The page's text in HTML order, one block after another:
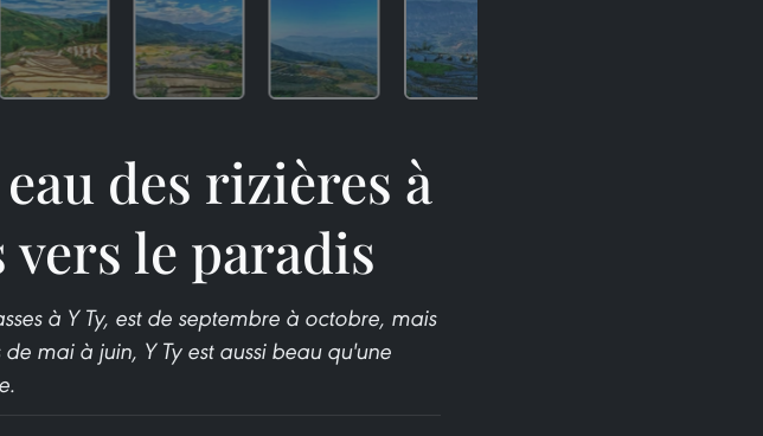
des rizières à
vers le paradis
à Y Ty, est de septembre à octobre, mais
mai à juin, Y Ty est aussi beau qu'une